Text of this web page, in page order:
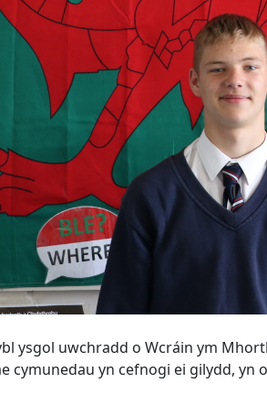
ysgol uwchradd o Wcráin ym
cymunedau yn cefnogi ei gilydd,